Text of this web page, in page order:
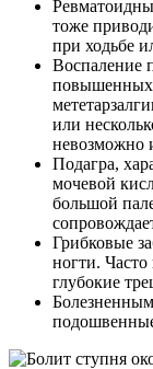
тоже
при ходьбе
Воспаление
повышенных
или
невозможно
Подагра,
мочевой
большой
Грибковые
ногти.
глубокие